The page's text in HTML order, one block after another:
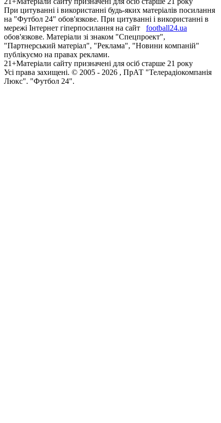
При цитуванні і використанні будь-яких матеріалів посилання
на "Футбол 24" обов'язкове. При цитуванні і використанні в
мережі Інтернет гіперпосилання на сайт
football24.ua
обов'язкове. Матеріали зі знаком "Спецпроект",
"Партнерський матеріал", "Реклама", "Новини компаній"
публікуємо на правах реклами.
21+Матеріали сайту призначені для осіб старше 21 року
Усi права захищенi. © 2005 - 2026 , ПрАТ "Телерадіокомпанія
Люкс". "Футбол 24".